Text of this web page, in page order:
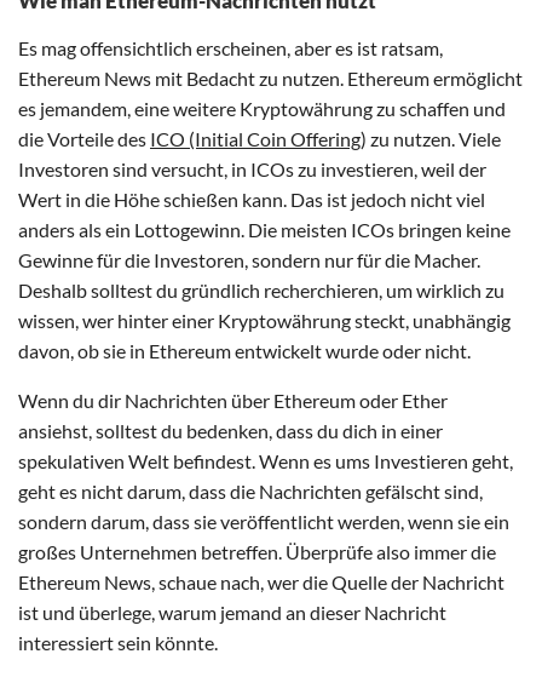
Es mag offensichtlich erscheinen, aber es ist ratsam,
Ethereum News mit Bedacht zu nutzen. Ethereum ermöglicht
es jemandem, eine weitere Kryptowährung zu schaffen und
die Vorteile des ICO (Initial Coin Offering) zu nutzen. Viele
Investoren sind versucht, in ICOs zu investieren, weil der
Wert in die Höhe schießen kann. Das ist jedoch nicht viel
anders als ein Lottogewinn. Die meisten ICOs bringen keine
Gewinne für die Investoren, sondern nur für die Macher.
Deshalb solltest du gründlich recherchieren, um wirklich zu
wissen, wer hinter einer Kryptowährung steckt, unabhängig
davon, ob sie in Ethereum entwickelt wurde oder nicht.
Wenn du dir Nachrichten über Ethereum oder Ether
ansiehst, solltest du bedenken, dass du dich in einer
spekulativen Welt befindest. Wenn es ums Investieren geht,
geht es nicht darum, dass die Nachrichten gefälscht sind,
sondern darum, dass sie veröffentlicht werden, wenn sie ein
großes Unternehmen betreffen. Überprüfe also immer die
Ethereum News, schaue nach, wer die Quelle der Nachricht
ist und überlege, warum jemand an dieser Nachricht
interessiert sein könnte.